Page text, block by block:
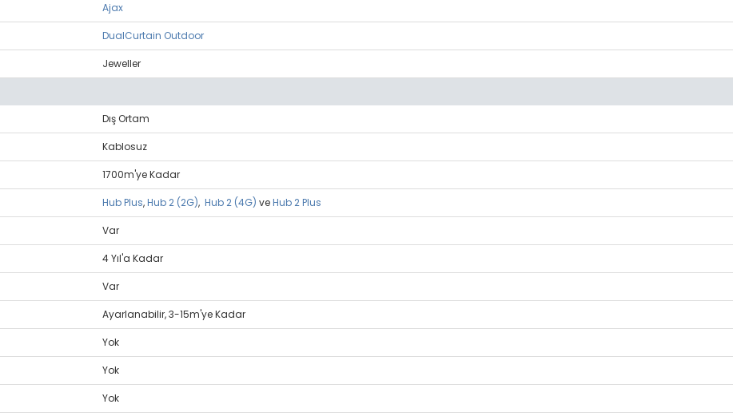
Ajax
DualCurtain Outdoor
Jeweller
Dış Ortam
Kablosuz
1700m'ye Kadar
Hub Plus,Hub 2 (2G), Hub 2 (4G) veHub 2 Plus
Var
4 Yıl'a Kadar
Var
Ayarlanabilir, 3-15m'ye Kadar
Yok
Yok
Yok